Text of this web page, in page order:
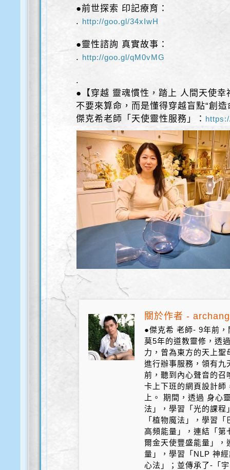
●前世探索 印記療育：
. http://goo.gl/34xIwH
●靈性諮詢 真實故事：
. http://goo.gl/qM0vMG
.
●【穿越 靈魂慣性，踏上 人間天使幸
不要來算命，而是懂得穿越盲點“創造
傑克希老師「天使靈性服務」：
關於作者 -
●傑克希 老師- 9年前
莫5年的道教靈修，透
力，曾為東方的天上
進行辦事服務，領有
前，聽到內心聲音的召
卡上下班的網頁設計師
上。 期間，透過 身心
法」，學習「光的課程
「植物魔法」，學習
高頻能量」，連結「第
爾金天使豐盛能量」，
量」，學習「NLP 神
心法」；並傳承了-「